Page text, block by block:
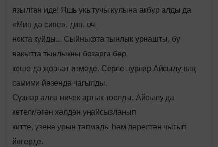
язылган иде! Яшь укытучы кулына акбур алды да
«Мин дә сине», дип, өч
нокта куйды... Сыйныфта тынлык урнашты, бу
вакытта тынлыкны бозарга бер
кеше дә җөрьәт итмәде. Серле нурлар Айсылуның
самими йөзендә чагылды.
Сүзләр әллә ничек артык тоелды. Айсылу да
көтелмәгән хәлдән уңайсызланып
китте, үзенә урын тапмады һәм дәрестән чыгып
йөгерде.